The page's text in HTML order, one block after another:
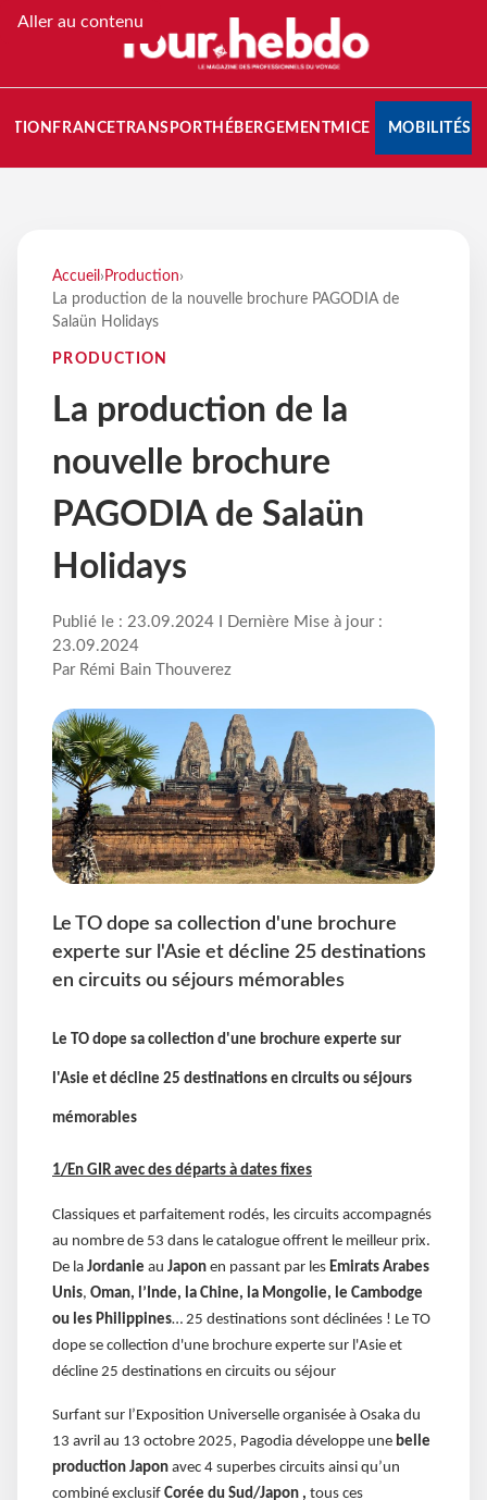
Aller au contenu
FRANCETRANSPORT HÉBERGEMENTMICE MOBILITÉS
Accueil › Production›
La production de la nouvelle brochure PAGODIA de
Salaün Holidays
PRODUCTION
La production de la
nouvelle brochure
PAGODIA de Salaün
Holidays
Publié le : 23.09.2024 I Dernière Mise à jour :
23.09.2024
Par Rémi Bain Thouverez
Le TO dope sa collection d'une brochure
experte sur l'Asie et décline 25 destinations
en circuits ou séjours mémorables
Le TO dope sa collection d'une brochure experte sur
l'Asie et décline 25 destinations en circuits ou séjours
mémorables
1/En GIR avec des départs à dates fixes
Classiques et parfaitement rodés, les circuits accompagnés
au nombre de 53 dans le catalogue offrent le meilleur prix.
De la Jordanie au Japon en passant par les Emirats Arabes
Unis, Oman, l’Inde, la Chine, la Mongolie, le Cambodge
ou les Philippines… 25 destinations sont déclinées ! Le TO
dope se collection d'une brochure experte sur l'Asie et
décline 25 destinations en circuits ou séjour
Surfant sur l’Exposition Universelle organisée à Osaka du
13 avril au 13 octobre 2025, Pagodia développe une belle
production Japon avec 4 superbes circuits ainsi qu’un
combiné exclusif Corée du Sud/Japon , tous ces